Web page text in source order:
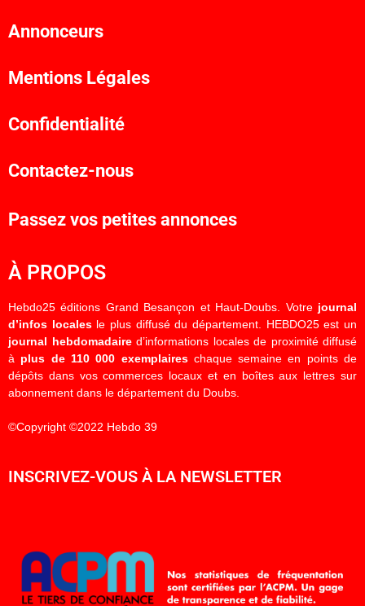
Annonceurs
Mentions Légales
Confidentialité
Contactez-nous
Passez vos petites annonces
À PROPOS
Hebdo25 éditions Grand Besançon et Haut-Doubs. Votre journal
d’infos localesle plus diffusé du département. HEBDO25 est un
journal hebdomadaired’informations locales de proximité diffusé
à plus de 110 000 exemplaireschaque semaine en points de
dépôts dans vos commerces locaux et en boîtes aux lettres sur
abonnement dans le département du Doubs.
©Copyright ©2022 Hebdo 39
INSCRIVEZ-VOUS À LA NEWSLETTER